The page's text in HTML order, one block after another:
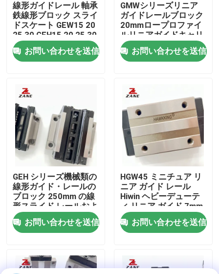
製品
企業情報
品質管理
お問い合わせ
ニュース
すべての場合
見積依頼
線形ガイド
線形ガイドレール 軸承
鉄線形ブロック スライ
ドスケート GEW15 20
25 30 GEH15 20 25 30
お問い合わせを送信
GMWシリーズリニア
ガイドレールブロック
20mmロープロファイ
ルリニアガイドキャリ
ッジ
お問い合わせを送信
GEH シリーズ機械類の
線形ガイド・レールの
ブロック 250mm の線
形スライド レールおよ
びキャリッジ
お問い合わせを送信
HGW45 ミニチュア リ
ニア ガイド レール
Hiwin ヘビーデューテ
ィ リニア ガイド 7mm
お問い合わせを送信